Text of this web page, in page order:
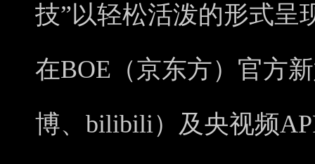
技”以轻松活泼的形式呈
在BOE（京东方）官方
博、bilibili）及央视频